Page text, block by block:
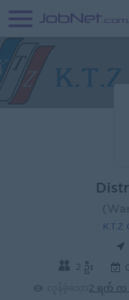
2 ဦး
2 ရက် က